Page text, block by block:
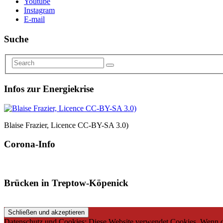
Instagram
E-mail
Suche
Infos zur Energiekrise
Blaise Frazier, Licence CC-BY-SA 3.0)
Corona-Info
Brücken in Treptow-Köpenick